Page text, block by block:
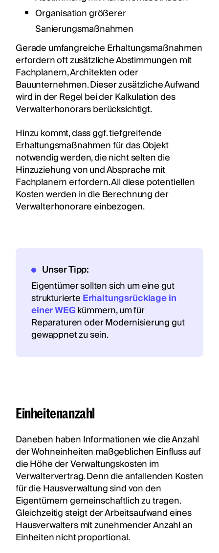
Organisation größerer
Sanierungsmaßnahmen
Gerade umfangreiche Erhaltungsmaßnahmen
erfordern oft zusätzliche Abstimmungen mit
Fachplanern, Architekten oder
Bauunternehmen. Dieser zusätzliche Aufwand
wird in der Regel bei der Kalkulation des
Verwalterhonorars berücksichtigt.
Hinzu kommt, dass ggf. tiefgreifende
Erhaltungsmaßnahmen für das Objekt
notwendig werden, die nicht selten die
Hinzuziehung von und Absprache mit
Fachplanern erfordern. All diese potentiellen
Kosten werden in die Berechnung der
Verwalterhonorare einbezogen.
Unser Tipp:
Eigentümer sollten sich um eine gut
strukturierteErhaltungsrücklage in
einer WEGkümmern, um für
Reparaturen oder Modernisierung gut
gewappnet zu sein.
Einheitenanzahl
Daneben haben Informationen wie die Anzahl
der Wohneinheiten maßgeblichen Einfluss auf
die Höhe der Verwaltungskosten im
Verwaltervertrag. Denn die anfallenden Kosten
für die Hausverwaltung sind von den
Eigentümern gemeinschaftlich zu tragen.
Gleichzeitig steigt der Arbeitsaufwand eines
Hausverwalters mit zunehmender Anzahl an
Einheiten nicht proportional.